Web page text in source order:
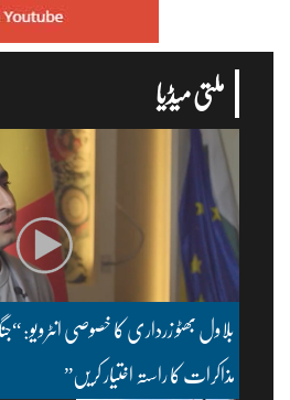
ملتی میڈیا
بلاول بھٹو زرداری کا خصوصی انٹرویو:
مذاکرات کا راستہ اختیار کریں”